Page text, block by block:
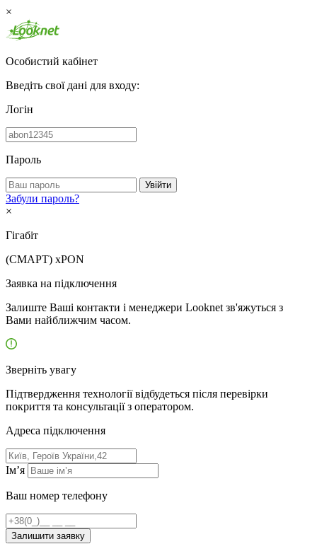
×
Особистий кабінет
Введіть свої дані для входу:
Логін
Пароль
Увійти
Забули пароль?
×
Гігабіт
(СМАРТ) xPON
Заявка на підключення
Залиште Ваші контакти і менеджери Looknet зв'яжуться з
Вами найближчим часом.
Зверніть увагу
Підтвердження технології відбудеться після перевірки
покриття та консультації з оператором.
Адресa підключення
Ім’я
Ваш номер телефону
Залишити заявку